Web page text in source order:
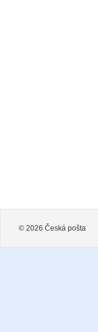
© 2026 Česká pošta